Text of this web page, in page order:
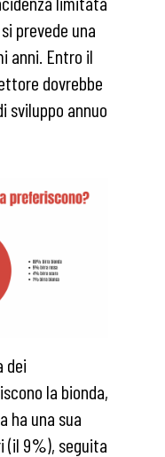
prevede una
anni. Entro il
dovrebbe
sviluppo annuo
dei
la bionda,
ha una sua
(il 9%), seguita